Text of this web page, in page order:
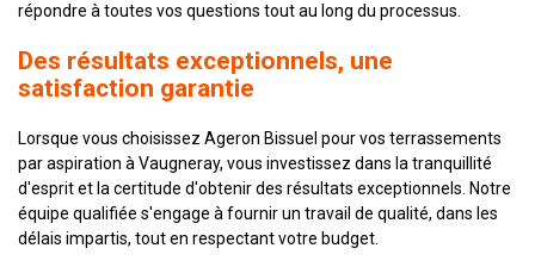
répondre à toutes vos questions tout au long du processus.
Des résultats exceptionnels, une
satisfaction garantie
Lorsque vous choisissez Ageron Bissuel pour vos terrassements
par aspiration à Vaugneray, vous investissez dans la tranquillité
d'esprit et la certitude d'obtenir des résultats exceptionnels. Notre
équipe qualifiée s'engage à fournir un travail de qualité, dans les
délais impartis, tout en respectant votre budget.